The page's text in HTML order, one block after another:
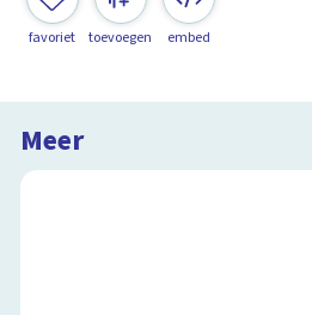
favoriet toevoegen embed
Meer